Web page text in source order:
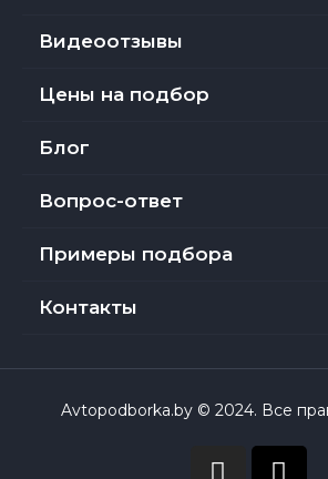
Видеоотзывы
Цены на подбор
Блог
Вопрос-ответ
Примеры подбора
Контакты
Avtopodborka.by © 2024. Все